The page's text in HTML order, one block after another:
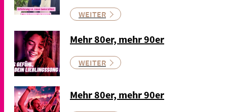
WEITER
Mehr 80er, mehr 90er
WEITER
Mehr 80er, mehr 90er